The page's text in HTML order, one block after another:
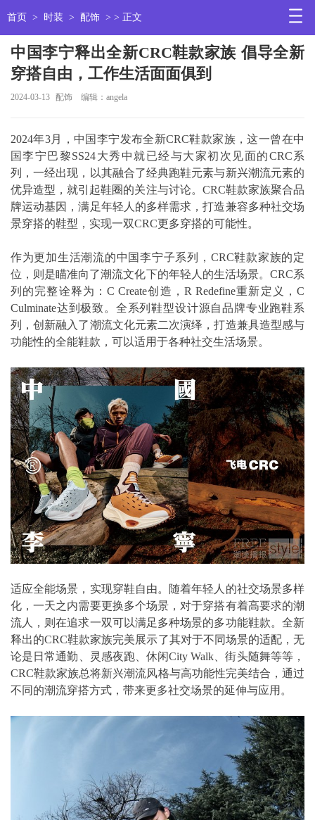
首页 > 时装 > 配饰 > > 正文
中国李宁释出全新CRC鞋款家族 倡导全新
穿搭自由，工作生活面面俱到
2024-03-13 配饰 编辑：angela
2024年3月，中国李宁发布全新CRC鞋款家族，这一曾在中
国李宁巴黎SS24大秀中就已经与大家初次见面的CRC系
列，一经出现，以其融合了经典跑鞋元素与新兴潮流元素的
优异造型，就引起鞋圈的关注与讨论。CRC鞋款家族聚合品
牌运动基因，满足年轻人的多样需求，打造兼容多种社交场
景穿搭的鞋型，实现一双CRC更多穿搭的可能性。
作为更加生活潮流的中国李宁子系列，CRC鞋款家族的定
位，则是瞄准向了潮流文化下的年轻人的生活场景。CRC系
列的完整诠释为：C Create创造，R Redefine重新定义，C
Culminate达到极致。全系列鞋型设计源自品牌专业跑鞋系
列，创新融入了潮流文化元素二次演绎，打造兼具造型感与
功能性的全能鞋款，可以适用于各种社交生活场景。
适应全能场景，实现穿鞋自由。随着年轻人的社交场景多样
化，一天之内需要更换多个场景，对于穿搭有着高要求的潮
流人，则在追求一双可以满足多种场景的多功能鞋款。全新
释出的CRC鞋款家族完美展示了其对于不同场景的适配，无
论是日常通勤、灵感夜跑、休闲City Walk、街头随舞等等，
CRC鞋款家族总将新兴潮流风格与高功能性完美结合，通过
不同的潮流穿搭方式，带来更多社交场景的延伸与应用。